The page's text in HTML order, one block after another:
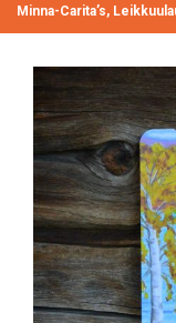
Minna-Carita’s,